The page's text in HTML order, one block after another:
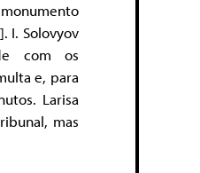
I. Solovyov
com os
e, para
Larisa
mas